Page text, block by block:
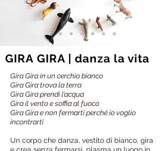
GIRA GIRA | danza la vita
Gira Gira in un cerchio bianco
Gira Gira trova la terra
Gira Gira prendi l’acqua
Gira il vento e soffia al fuoco
Gira Gira e non fermarti perché io voglio
incontrarti
Un corpo che danza, vestito di bianco, gira